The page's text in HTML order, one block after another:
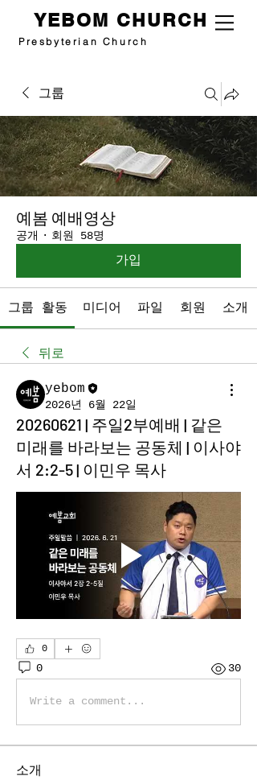
Presbyterian Church
YEBOM CHURCH
그룹
예봄 예배영상
공개 · 회원 58명
가입
그룹 활동 미디어 파일 회원 소개
뒤로
yebom
2026년 6월 22일
20260621 | 주일2부예배 | 같은
미래를 바라보는 공동체 | 이사야
서 2:2-5 | 이민우 목사
0
0 30
Write a comment...
소개